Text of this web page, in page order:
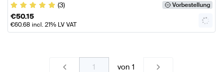
(3) Vorbestellung
€50.15
€60.68 incl. 21% LV VAT
von1